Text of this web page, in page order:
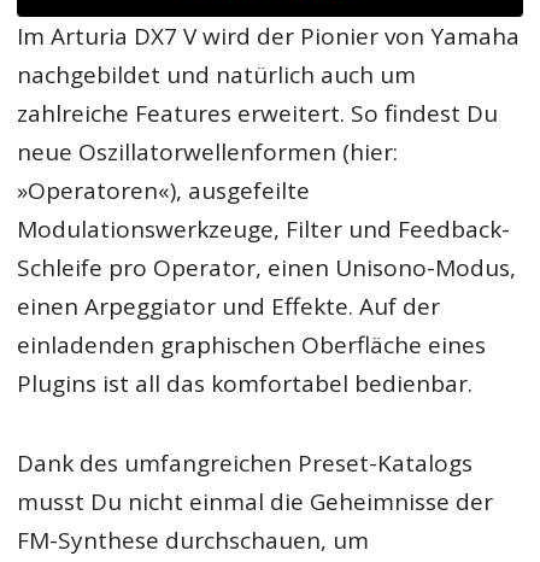
Im Arturia DX7 V wird der Pionier von Yamaha
nachgebildet und natürlich auch um
zahlreiche Features erweitert. So findest Du
neue Oszillatorwellenformen (hier:
»Operatoren«), ausgefeilte
Modulationswerkzeuge, Filter und Feedback-
Schleife pro Operator, einen Unisono-Modus,
einen Arpeggiator und Effekte. Auf der
einladenden graphischen Oberfläche eines
Plugins ist all das komfortabel bedienbar.
Dank des umfangreichen Preset-Katalogs
musst Du nicht einmal die Geheimnisse der
FM-Synthese durchschauen, um